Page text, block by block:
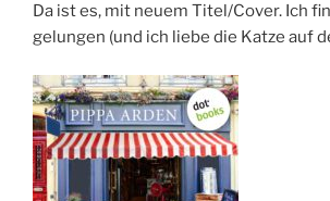
Da ist es, mit neuem Titel/Cover. Ich
gelungen (und ich liebe die Katze auf